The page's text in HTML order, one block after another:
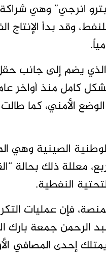
شركة “بترو انرجي”
وكانت العمليات النفطية في مربع 6
الأمني، كما
معللة ذلك بحالة
النفطية.
فإن عمليات
الرحمن جمعة بارك
إحدى المصافي